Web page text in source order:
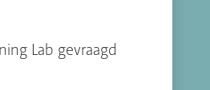
Lab gevraagd